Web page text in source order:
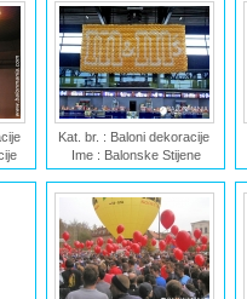
Kat. br. : Baloni dekoracije
Ime : Balonske Stijene